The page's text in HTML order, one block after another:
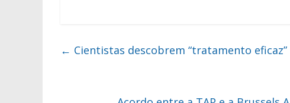
← Cientistas descobrem “tratamento